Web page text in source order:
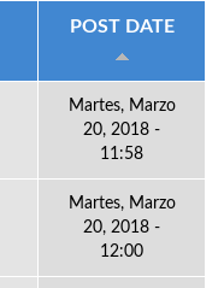
POST DATE
Martes, Marzo
20, 2018 -
11:58
Martes, Marzo
20, 2018 -
12:00